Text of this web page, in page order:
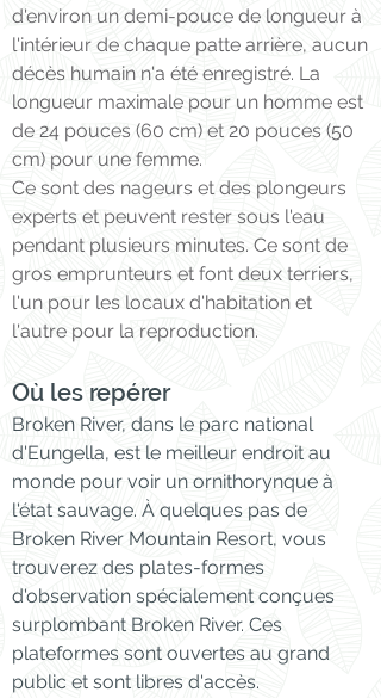
d'environ un demi-pouce de longueur à
l'intérieur de chaque patte arrière, aucun
décès humain n'a été enregistré. La
longueur maximale pour un homme est
de 24 pouces (60 cm) et 20 pouces (50
cm) pour une femme.
Ce sont des nageurs et des plongeurs
experts et peuvent rester sous l'eau
pendant plusieurs minutes. Ce sont de
gros emprunteurs et font deux terriers,
l'un pour les locaux d'habitation et
l'autre pour la reproduction.
Où les repérer
Broken River, dans le parc national
d'Eungella, est le meilleur endroit au
monde pour voir un ornithorynque à
l'état sauvage. À quelques pas de
Broken River Mountain Resort, vous
trouverez des plates-formes
d'observation spécialement conçues
surplombant Broken River. Ces
plateformes sont ouvertes au grand
public et sont libres d'accès.